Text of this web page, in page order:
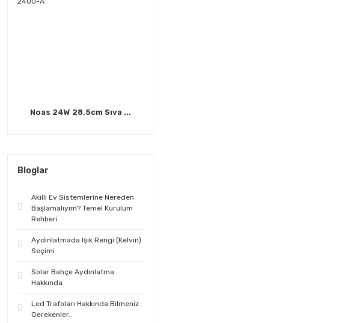
Noas 24W 28,5cm Sıva ...
Bloglar
Akıllı Ev Sistemlerine Nereden
Başlamalıyım? Temel Kurulum
Rehberi
Aydınlatmada Işık Rengi (Kelvin)
Seçimi
Solar Bahçe Aydınlatma
Hakkında
Led Trafoları Hakkında Bilmeniz
Gerekenler..